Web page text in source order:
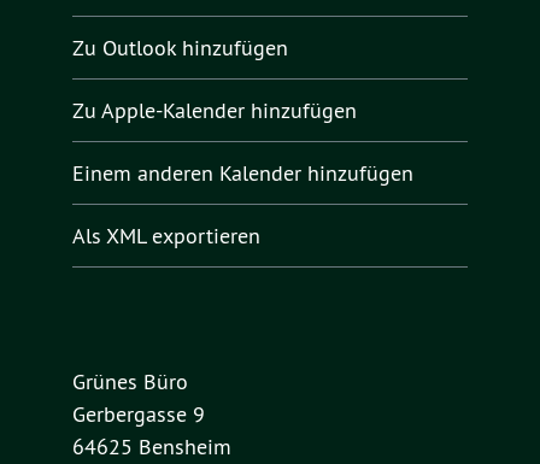
Zu Outlook hinzufügen
Zu Apple-Kalender hinzufügen
Einem anderen Kalender hinzufügen
Als XML exportieren
Grünes Büro
Gerbergasse 9
64625 Bensheim